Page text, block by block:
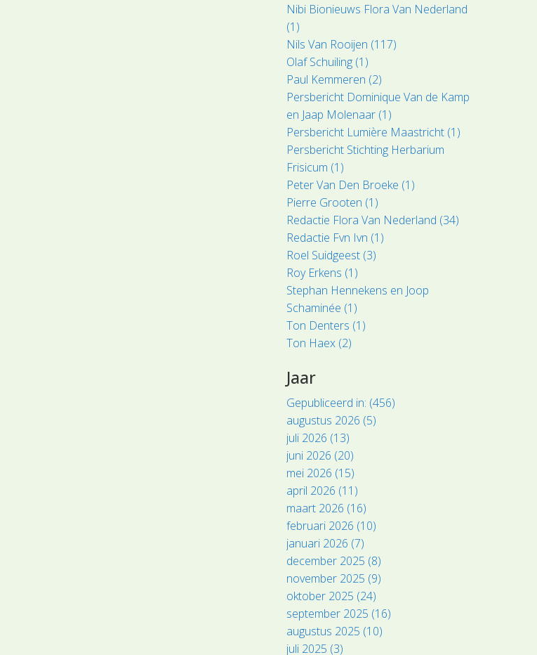
Nibi Bionieuws Flora Van Nederland
(1)
Nils Van Rooijen (117)
Olaf Schuiling (1)
Paul Kemmeren (2)
Persbericht Dominique Van de Kamp
en Jaap Molenaar (1)
Persbericht Lumière Maastricht (1)
Persbericht Stichting Herbarium
Frisicum (1)
Peter Van Den Broeke (1)
Pierre Grooten (1)
Redactie Flora Van Nederland (34)
Redactie Fvn Ivn (1)
Roel Suidgeest (3)
Roy Erkens (1)
Stephan Hennekens en Joop
Schaminée (1)
Ton Denters (1)
Ton Haex (2)
Jaar
Gepubliceerd in: (456)
augustus 2026 (5)
juli 2026 (13)
juni 2026 (20)
mei 2026 (15)
april 2026 (11)
maart 2026 (16)
februari 2026 (10)
januari 2026 (7)
december 2025 (8)
november 2025 (9)
oktober 2025 (24)
september 2025 (16)
augustus 2025 (10)
juli 2025 (3)